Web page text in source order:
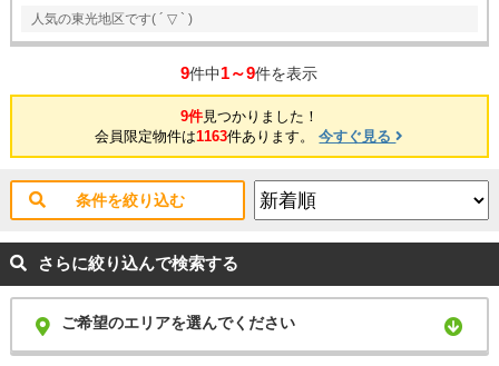
人気の東光地区です( ´ ▽ ` )
9件中1～9件を表示
9件見つかりました！
会員限定物件は1163件あります。今すぐ見る
条件を絞り込む
さらに絞り込んで検索する
ご希望のエリアを選んでください